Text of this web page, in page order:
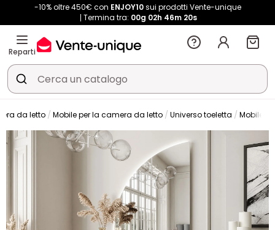
-10% oltre 450€ con ENJOY10sui prodotti Vente-unique
Termina tra: 00g 02h 46m 19s
Reparti
da letto Mobile per la camera da letto Universo toeletta Mobile